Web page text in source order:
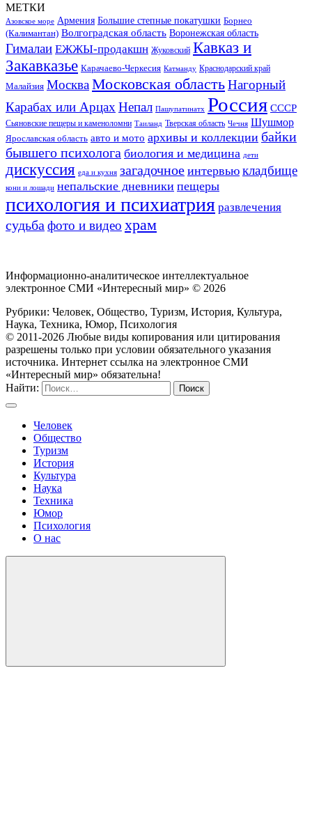
МЕТКИ
Азовское море Армения Большие степные покатушки Борнео
(Калимантан) Волгоградская область Воронежская область
Гималаи ЕЖЖЫ-продакшн Жуковский Кавказ и
Закавказье Карачаево-Черкесия Катманду Краснодарский край
Малайзия МоскваМосковская областьНагорный
Карабах или Арцах Непал Пашупатинатх Россия СССР
Сьяновские пещеры и каменоломни Таиланд Тверская область Чечня Шушмор
Ярославская область авто и мото архивы и коллекции байки
бывшего психолога биология и медицина дети
дискуссия еда и кухня загадочное интервью кладбище
кони и лошади непальские дневники пещеры
психология и психиатрия развлечения
судьба фото и видео храм
Информационно-аналитическое интеллектуальное
электронное СМИ «Интересный мир» © 2026
Рубрики: Человек, Общество, Туризм, История, Культура,
Наука, Техника, Юмор, Психология
© 2011-2026 Любые виды копирования или цитирования
разрешены только при условии обязательного указания
источника. Интернет ссылка на электронное СМИ
«Интересный мир» обязательна!
Найти:
Человек
Общество
Туризм
История
Культура
Наука
Техника
Юмор
Психология
О нас